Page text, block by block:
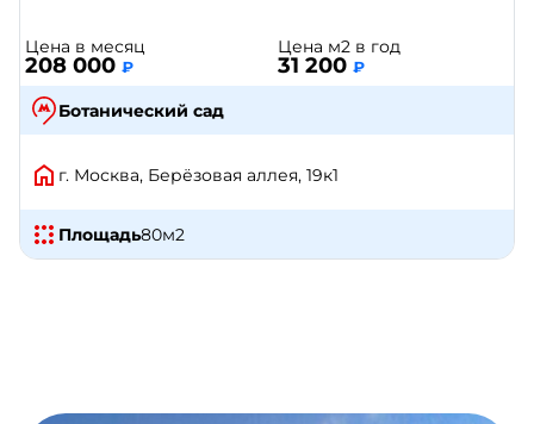
Цена в месяц
208 000 ₽
Цена м2 в год
31 200 ₽
Ботанический сад
г. Москва, Берёзовая аллея, 19к1
Площадь80м2